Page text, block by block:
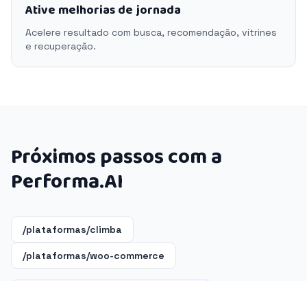
Ative melhorias de jornada
Acelere resultado com busca, recomendação, vitrines
e recuperação.
Próximos passos com a
Performa.AI
/plataformas/climba
/plataformas/woo-commerce